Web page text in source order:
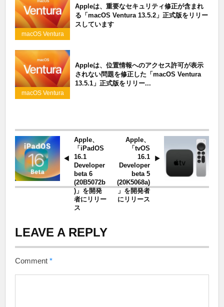
macOS Ventura
Appleは、重要なセキュリティ修正が含まれ
る「macOS Ventura 13.5.2」正式版をリリー
スしています
macOS Ventura
Appleは、位置情報へのアクセス許可が表示
されない問題を修正した「macOS Ventura
13.5.1」正式版をリリー...
Apple、
「iPadOS
16.1
Developer
beta 6
(20B5072b
)」を開発
者にリリー
ス
Apple、
「tvOS
16.1
Developer
beta 5
(20K5068a)
」を開発者
にリリース
LEAVE A REPLY
Comment *